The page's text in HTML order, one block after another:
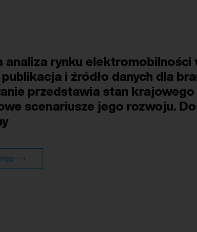
analiza rynku elektromobilności
i źródło danych dla
przedstawia stan
scenariusze jego rozwoju.